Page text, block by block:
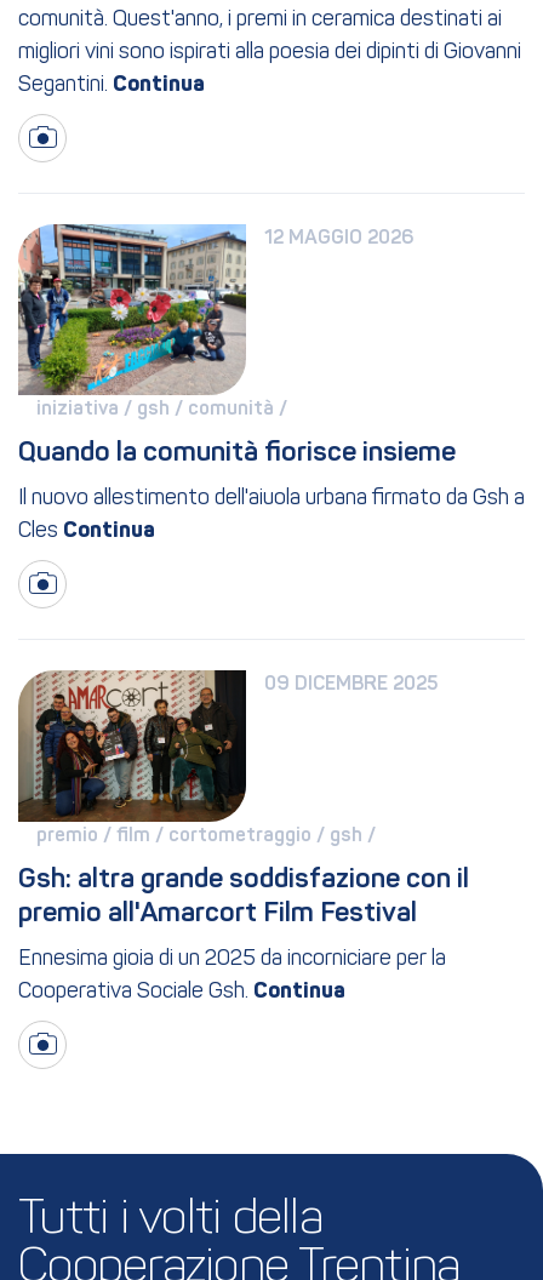
comunità. Quest'anno, i premi in ceramica destinati ai
migliori vini sono ispirati alla poesia dei dipinti di Giovanni
Segantini.
12 MAGGIO 2026
iniziativa / gsh / comunità /
Quando la comunità fiorisce insieme
Il nuovo allestimento dell'aiuola urbana firmato da Gsh a
Cles
09 DICEMBRE 2025
premio / film / cortometraggio / gsh /
Gsh: altra grande soddisfazione con il
premio all'Amarcort Film Festival
Ennesima gioia di un 2025 da incorniciare per la
Cooperativa Sociale Gsh.
Tutti i volti della
Cooperazione Trentina